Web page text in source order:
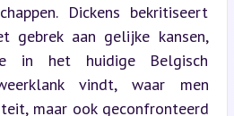
Dickens bekritiseert
gebrek aan gelijke kansen,
in het huidige Belgisch
vindt, waar men
maar ook geconfronteerd